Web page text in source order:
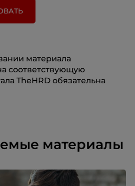
материала
соответствующую
TheHRD обязательна
материалы